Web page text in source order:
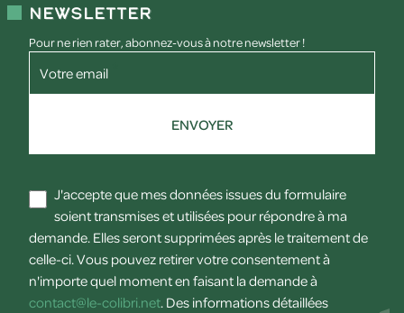
Newsletter
Pour ne rien rater, abonnez-vous à notre newsletter !
Votre email
ENVOYER
J'accepte que mes données issues du formulaire
soient transmises et utilisées pour répondre à ma
demande. Elles seront supprimées après le traitement de
celle-ci. Vous pouvez retirer votre consentement à
n'importe quel moment en faisant la demande à
contact@le-colibri.net. Des informations détaillées